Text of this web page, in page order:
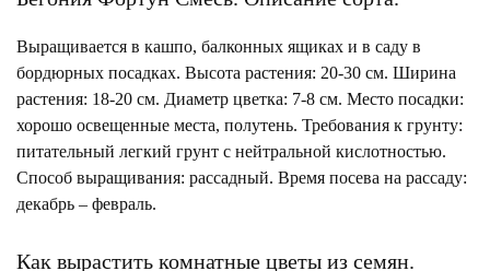
Выращивается в кашпо, балконных ящиках и в саду в
бордюрных посадках. Высота растения: 20-30 см. Ширина
растения: 18-20 см. Диаметр цветка: 7-8 см. Место посадки:
хорошо освещенные места, полутень. Требования к грунту:
питательный легкий грунт с нейтральной кислотностью.
Способ выращивания: рассадный. Время посева на рассаду:
декабрь – февраль.
Как вырастить комнатные цветы из семян.